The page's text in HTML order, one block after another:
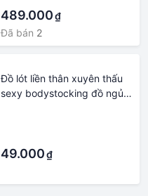
489.000₫
Đã bán 2
Đồ lót liền thân xuyên thấu
sexy bodystocking đồ ngủ
49.000₫